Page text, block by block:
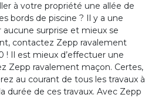
à votre propriété une allée de
bords de piscine ? Il y a une
surprise et mieux se
contactez Zepp ravalement
! Il est mieux d’effectuer une
Zepp ravalement maçon. Certes,
au courant de tous les travaux à
durée de ces travaux. Avec Zepp